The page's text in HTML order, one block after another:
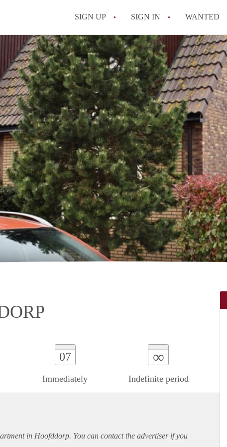
SIGN UP SIGN IN WANTED
07
Immediately
∞
Indefinite period
in Hoofddorp. You can contact the advertiser if you